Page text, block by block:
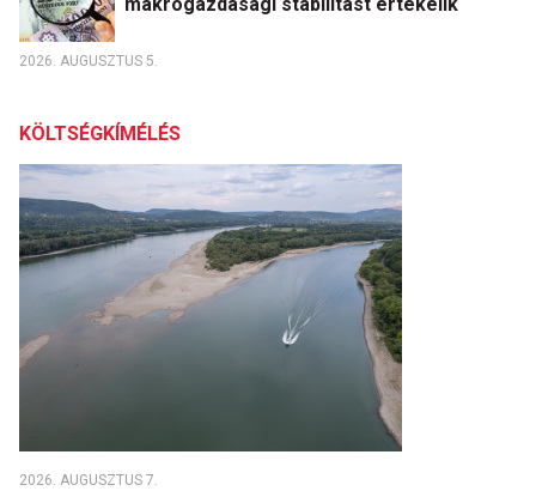
2026. AUGUSZTUS 5.
KÖLTSÉGKÍMÉLÉS
2026. AUGUSZTUS 7.